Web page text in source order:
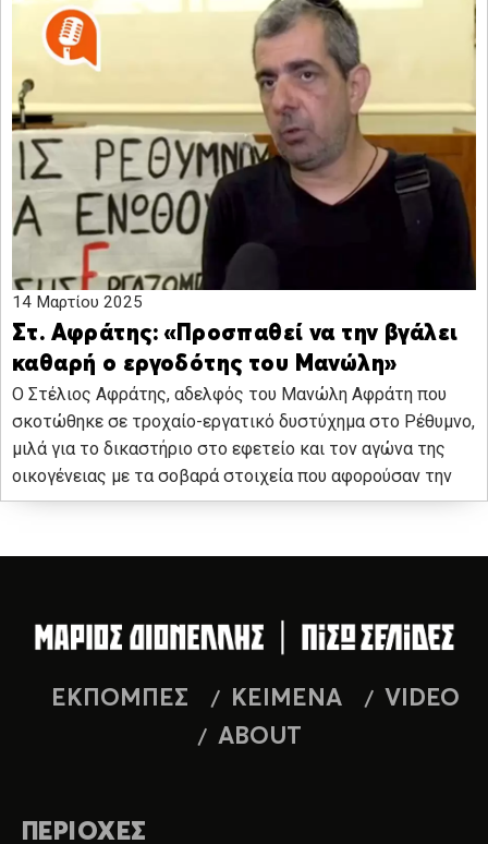
14 Μαρτίου 2025
Στ. Αφράτης: «Προσπαθεί να την βγάλει
καθαρή ο εργοδότης του Μανώλη»
Ο Στέλιος Αφράτης, αδελφός του Μανώλη Αφράτη που
σκοτώθηκε σε τροχαίο-εργατικό δυστύχημα στο Ρέθυμνο,
μιλά για το δικαστήριο στο εφετείο και τον αγώνα της
οικογένειας με τα σοβαρά στοιχεία που αφορούσαν την
ΕΚΠΟΜΠΕΣ ΚΕΙΜΕΝΑ
VIDEO
ABOUT
ΠΕΡΙΟΧΕΣ